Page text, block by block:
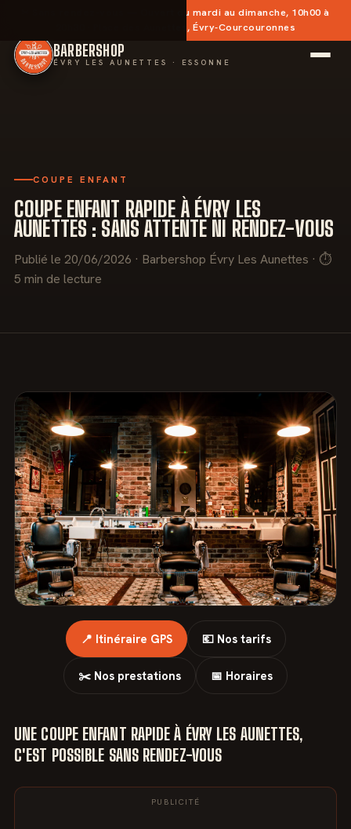
— Ouvert du mardi au dimanche, 10h00 à
20h30 · Place des Aunettes, Évry-Courcouronnes
BARBERSHOP
ÉVRY LES AUNETTES · ESSONNE
COUPE ENFANT
COUPE ENFANT RAPIDE À ÉVRY LES
AUNETTES : SANS ATTENTE NI RENDEZ-VOUS
Publié le 20/06/2026 · Barbershop Évry Les Aunettes · ⏱
5 min de lecture
📍 Itinéraire GPS 💶 Nos tarifs
✂️ Nos prestations 📅 Horaires
UNE COUPE ENFANT RAPIDE À ÉVRY LES AUNETTES,
C'EST POSSIBLE SANS RENDEZ-VOUS
PUBLICITÉ